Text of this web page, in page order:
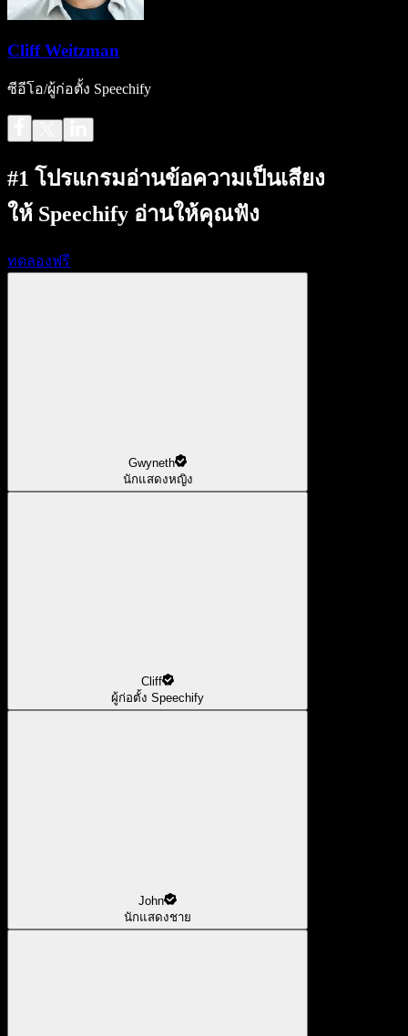
Cliff Weitzman
ซีอีโอ/ผู้ก่อตั้ง Speechify
#1 โปรแกรมอ่านข้อความเป็นเสียง
ให้ Speechify อ่านให้คุณฟัง
ทดลองฟรี
Gwyneth
นักแสดงหญิง
Cliff
ผู้ก่อตั้ง Speechify
John
นักแสดงชาย